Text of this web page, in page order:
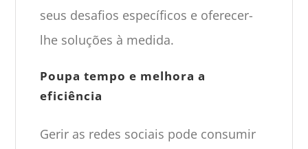
seus desafios específicos e oferecer-
lhe soluções à medida.
Poupa tempo e melhora a
eficiência
Gerir as redes sociais pode consumir